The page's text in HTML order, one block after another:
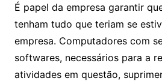
É papel da empresa garantir
tenham tudo que teriam se
empresa. Computadores com
softwares, necessários para a
atividades em questão,